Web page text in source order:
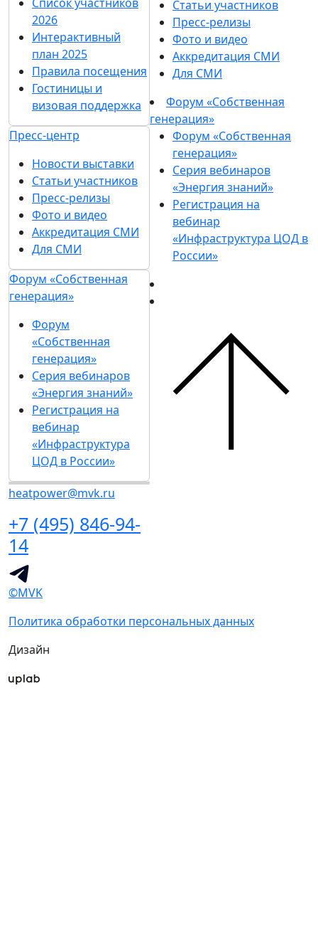
2026
Интерактивный
план 2025
Правила посещения
Гостиницы и
визовая поддержка
Пресс-центр
Новости выставки
Статьи участников
Пресс-релизы
Фото и видео
Аккредитация СМИ
Для СМИ
Форум «Собственная
генерация»
Форум
«Собственная
генерация»
Серия вебинаров
«Энергия знаний»
Регистрация на
вебинар
«Инфраструктура
ЦОД в России»
heatpower@mvk.ru
+7 (495) 846-94-
14
Статьи участников
Пресс-релизы
Фото и видео
Аккредитация СМИ
Для СМИ
Форум «Собственная
генерация»
Форум «Собственная
генерация»
Серия вебинаров
«Энергия знаний»
Регистрация на
вебинар
«Инфраструктура ЦОД в
России»
©MVK
Политика обработки персональных данных
Дизайн